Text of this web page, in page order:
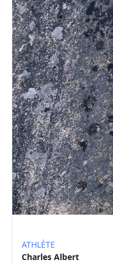
ATHLÈTE
Charles Albert